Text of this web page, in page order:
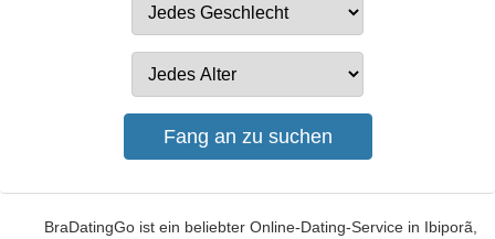
BraDatingGo ist ein beliebter Online-Dating-Service in Ibiporã,